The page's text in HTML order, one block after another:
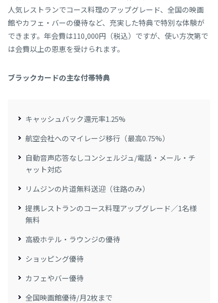
人気レストランでコース料理のアップグレード、全国の映画
館やカフェ・バーの優待など、充実した特典で特別な体験が
できます。年会費は110,000円（税込）​ですが、使い方次第で
は会費以上の恩恵を受けられます。
ブラックカードの主な付帯特典
キャッシュバック還元率1.25%
航空会社へのマイレージ移行（最高0.75%）
自動音声応答なしコンシェルジュ/電話・メール・チ
ャット対応
リムジンの片道無料送迎（往路のみ）
提携レストランのコース料理アップグレード／1名様
無料
高級ホテル・ラウンジの優待
ショッピング優待
カフェやバー優待
全国映画館優待/月2枚まで